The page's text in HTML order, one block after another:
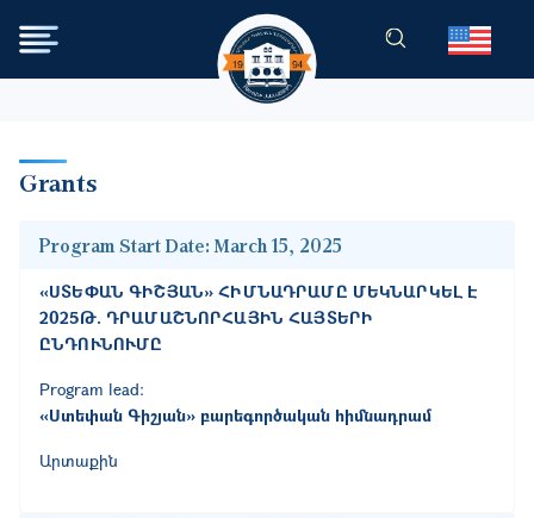
Skip to main content
Grants
Program Start Date: March 15, 2025
«ՍՏԵՓԱՆ ԳԻՇՅԱՆ» ՀԻՄՆԱԴՐԱՄԸ ՄԵԿՆԱՐԿԵԼ Է
2025Թ. ԴՐԱՄԱՇՆՈՐՀԱՅԻՆ ՀԱՅՏԵՐԻ
ԸՆԴՈՒՆՈՒՄԸ
Program lead:
«Ստեփան Գիշյան» բարեգործական հիմնադրամ
Արտաքին